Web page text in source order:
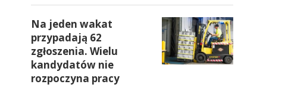
Na jeden wakat
przypadają 62
zgłoszenia. Wielu
kandydatów nie
rozpoczyna pracy